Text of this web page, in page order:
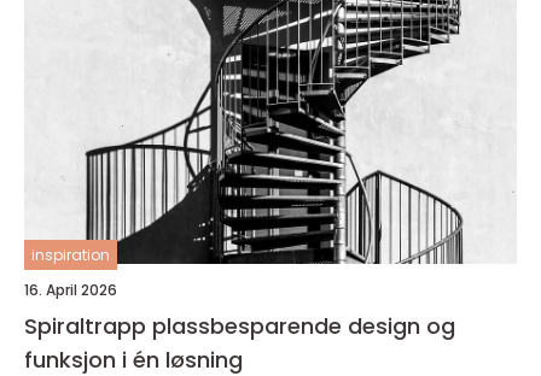
inspiration
16. April 2026
Spiraltrapp plassbesparende design og
funksjon i én løsning